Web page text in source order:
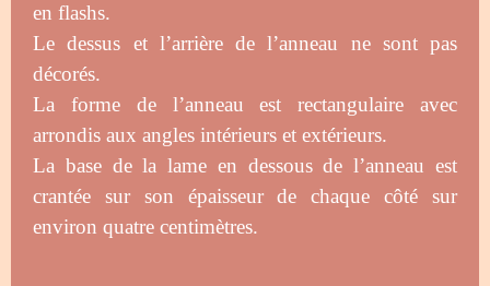
en flashs.
Le dessus et l’arrière de l’anneau ne sont pas
décorés.
La forme de l’anneau est rectangulaire avec
arrondis aux angles intérieurs et extérieurs.
La base de la lame en dessous de l’anneau est
crantée sur son épaisseur de chaque côté sur
environ quatre centimètres.